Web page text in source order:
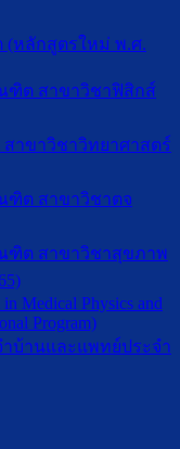
หลักสูตรใหม่ พ.ศ.
ฑิต สาขาวิชาฟิสิกส์
าขาวิชาวิทยาศาสตร์
ฑิต สาขาวิชาตจ
ฑิต สาขาวิชาสุขภาพ
Medical Physics and
Program)
บ้านและแพทย์ประจำ